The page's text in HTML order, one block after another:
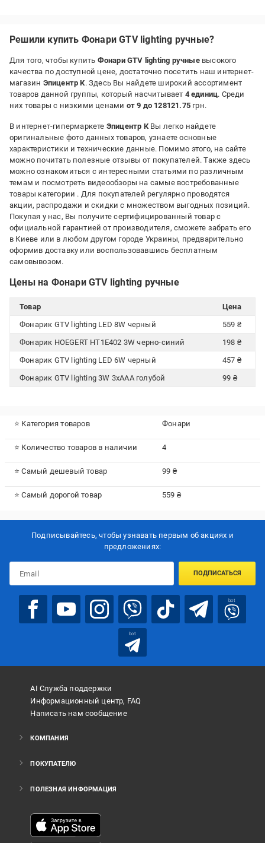
Решили купить Фонари GTV lighting ручные?
Для того, чтобы купить Фонари GTV lighting ручныевысокого
качества по доступной цене, достаточно посетить наш интернет-
магазин Эпицентр К. Здесь Вы найдете широкий ассортимент
товаров данной группы, который насчитывает 4 единиц. Среди
них товары с низкими ценами от 9 до 128121.75 грн.
В интернет-гипермаркете Эпицентр КВы легко найдете
оригинальные фото данных товаров, узнаете основные
характеристики и технические данные. Помимо этого, на сайте
можно почитать полезные отзывы от покупателей. Также здесь
можно ознакомиться с интересными статьями по различным
темам и посмотреть видеообзоры на самые востребованные
товары категории . Для покупателей регулярно проводятся
акции, распродажи и скидки с множеством выгодных позиций.
Покупая у нас, Вы получите сертифицированный товар с
официальной гарантией от производителя, сможете забрать его
в Киеве или в любом другом городе Украины, предварительно
оформив доставку или воспользовавшись бесплатным
самовывозом.
Цены на Фонари GTV lighting ручные
Товар
Цена
Фонарик GTV lighting LED 8W черный
559 ₴
Фонарик HOEGERT HT1E402 3W черно-синий
198 ₴
Фонарик GTV lighting LED 6W черный
457 ₴
Фонарик GTV lighting 3W 3xAAA голубой
99 ₴
⭐ Категория товаров Фонари
⭐ Количество товаров в наличии 4
⭐ Самый дешевый товар 99 ₴
⭐ Самый дорогой товар 559 ₴
Подписывайтесь, чтобы узнавать первым об акцияx и
предложениях:
ПОДПИСАТЬСЯ
bot
bot
AI Служба поддержки
Информационный центр, FAQ
Написать нам сообщение
КОМПАНИЯ
ПОКУПАТЕЛЮ
ПОЛЕЗНАЯ ИНФОРМАЦИЯ